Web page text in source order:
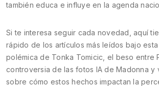
también educa e influye en la agenda
Si te interesa seguir cada novedad, aquí
rápido de los artículos más leídos bajo
polémica de Tonka Tomicic, el beso entre
controversia de las fotos IA de Madonna y
sobre cómo estos hechos impactan la